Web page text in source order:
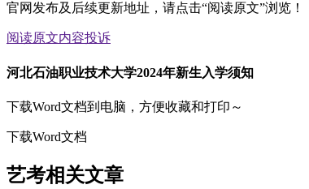
官网发布及后续更新地址，请点击“阅读原文”浏览！
阅读原文内容投诉
河北石油职业技术大学2024年新生入学须知
下载Word文档到电脑，方便收藏和打印～
下载Word文档
艺考相关文章